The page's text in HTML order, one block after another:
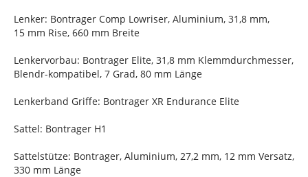
Lenker: Bontrager Comp Lowriser, Aluminium, 31,8 mm,
15 mm Rise, 660 mm Breite
Lenkervorbau: Bontrager Elite, 31,8 mm Klemmdurchmesser,
Blendr-kompatibel, 7 Grad, 80 mm Länge
Lenkerband Griffe: Bontrager XR Endurance Elite
Sattel: Bontrager H1
Sattelstütze: Bontrager, Aluminium, 27,2 mm, 12 mm Versatz,
330 mm Länge